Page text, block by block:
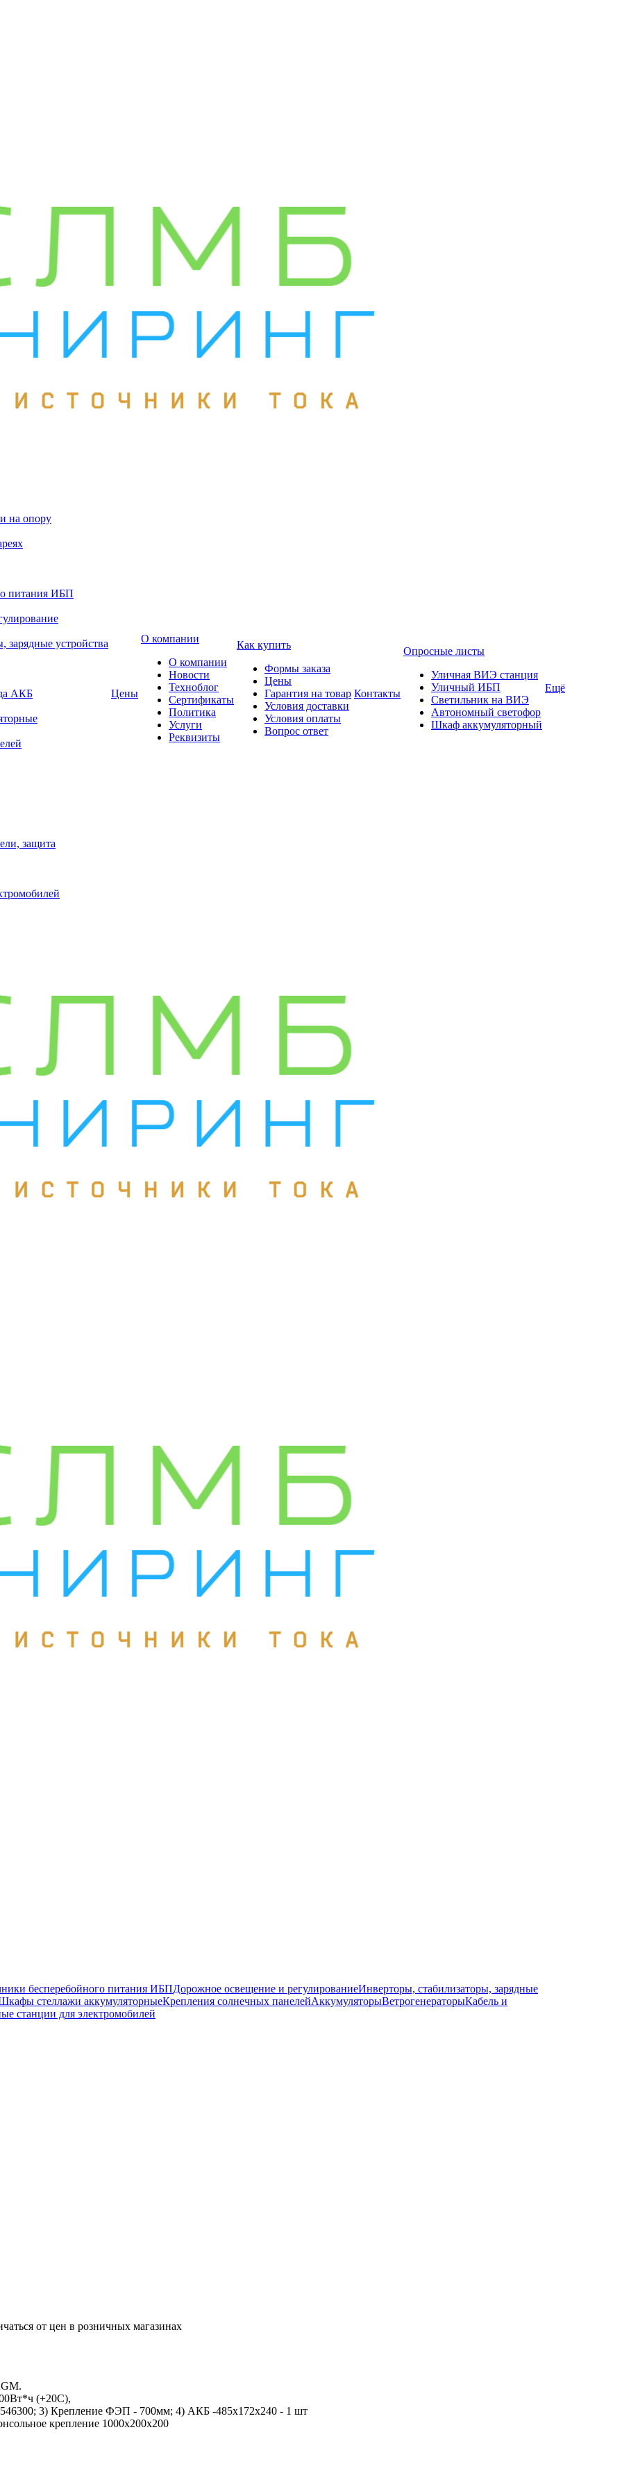
на опору
питания ИБП
зарядные устройства
АКБ
защита
Цены
О компании
О компании
Новости
Техноблог
Сертификаты
Политика
Услуги
Реквизиты
Как купить
Формы заказа
Цены
Гарантия на товар
Условия доставки
Условия оплаты
Вопрос ответ
Контакты
Опросные листы
Уличная ВИЭ станция
Уличный ИБП
Светильник на ВИЭ
Автономный светофор
Шкаф аккумуляторный
Ещё
бесперебойного питания ИБПДорожное освещение и регулированиеИнверторы, стабилизаторы, зарядные
стеллажи аккумуляторныеКрепления солнечных панелейАккумуляторыВетрогенераторыКабель и
станции для электромобилей
от цен в розничных магазинах
(+20С),
3) Крепление ФЭП - 700мм; 4) АКБ -485x172x240 - 1 шт
крепление 1000х200х200